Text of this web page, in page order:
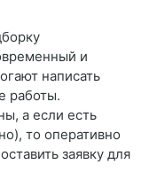
и
написать
работы.
а если есть
то оперативно
заявку для